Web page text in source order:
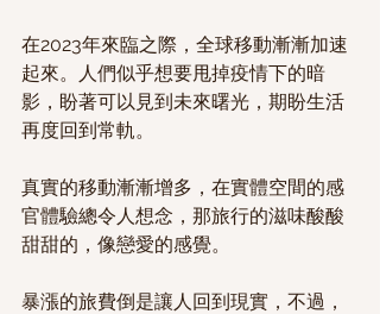
在2023年來臨之際，全球移動漸漸加速
起來。人們似乎想要甩掉疫情下的暗
影，盼著可以見到未來曙光，期盼生活
再度回到常軌。
真實的移動漸漸增多，在實體空間的感
官體驗總令人想念，那旅行的滋味酸酸
甜甜的，像戀愛的感覺。
暴漲的旅費倒是讓人回到現實，不過，